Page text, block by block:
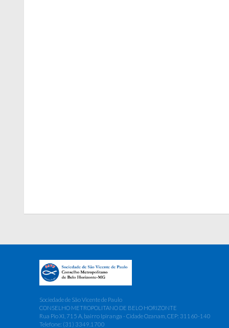
Sociedade de São Vicente de Paulo
CONSELHO METROPOLITANO DE BELO HORIZONTE
Rua Pio XI, 715 A, bairro Ipiranga - Cidade Ozanam, CEP: 31160-140
Telefone: (31) 3349.1700